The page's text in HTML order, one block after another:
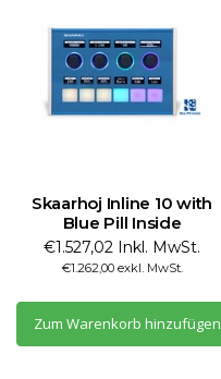
Skaarhoj Inline 10 with
Blue Pill Inside
€1.527,02 Inkl. MwSt.
€1.262,00 exkl. MwSt.
Zum Warenkorb hinzufügen